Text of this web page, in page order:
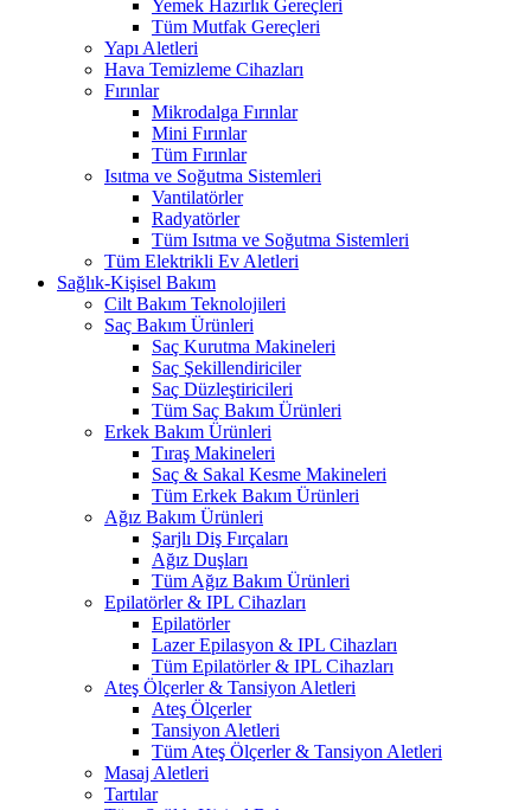
Yemek Hazırlık Gereçleri
Tüm Mutfak Gereçleri
Yapı Aletleri
Hava Temizleme Cihazları
Fırınlar
Mikrodalga Fırınlar
Mini Fırınlar
Tüm Fırınlar
Isıtma ve Soğutma Sistemleri
Vantilatörler
Radyatörler
Tüm Isıtma ve Soğutma Sistemleri
Tüm Elektrikli Ev Aletleri
Sağlık-Kişisel Bakım
Cilt Bakım Teknolojileri
Saç Bakım Ürünleri
Saç Kurutma Makineleri
Saç Şekillendiriciler
Saç Düzleştiricileri
Tüm Saç Bakım Ürünleri
Erkek Bakım Ürünleri
Tıraş Makineleri
Saç & Sakal Kesme Makineleri
Tüm Erkek Bakım Ürünleri
Ağız Bakım Ürünleri
Şarjlı Diş Fırçaları
Ağız Duşları
Tüm Ağız Bakım Ürünleri
Epilatörler & IPL Cihazları
Epilatörler
Lazer Epilasyon & IPL Cihazları
Tüm Epilatörler & IPL Cihazları
Ateş Ölçerler & Tansiyon Aletleri
Ateş Ölçerler
Tansiyon Aletleri
Tüm Ateş Ölçerler & Tansiyon Aletleri
Masaj Aletleri
Tartılar